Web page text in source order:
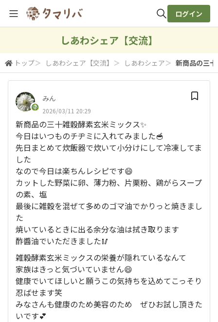
検索
ログイン
しあわシェア【交流】
トップ＞ しあわシェア【交流】 ＞ しあわシェア＞ 新商品の三
みん
2026/03/11 20:29
新商品の三十雑穀酵素玄米ミックス✨
今日はいつものチヂミに入れてみました🥣
先日まとめて炊飯器で炊いて小分けにして冷凍してま
した
なので今日は楽ちんレシピです😄
カットした野菜に卵、薄力粉、片栗粉、鶏がらスープ
の素、塩
最後に雑穀を混ぜて多めのゴマ油でかりっと焼きまし
た
焼いているときに出る余分な油は拭き取ります
酢醬油でいただきました🥢
雑穀酵素玄米ミックスの栄養が隠れているなんて
家族はきっと気づいていません😄
健康でいてほしいと願うこの気持ちを込めてこっそり
忍ばせます笑
みなさんも健康のため美容のため ぜひお試し頂きた
いです💕